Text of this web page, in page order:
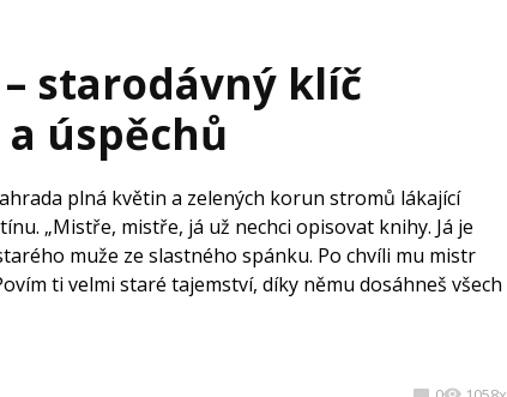
starodávný klíč
úspěchů
plná květin a zelených korun stromů lákající
„Mistře, mistře, já už nechci opisovat knihy. Já je
muže ze slastného spánku. Po chvíli mu mistr
ti velmi staré tajemství, díky němu dosáhneš všech